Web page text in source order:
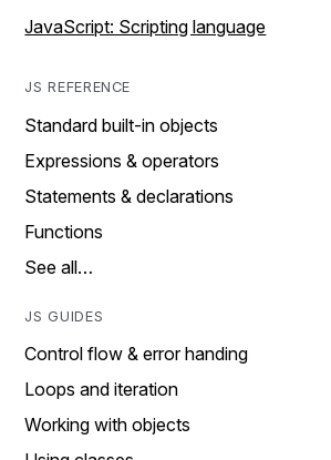
JavaScript: Scripting language
JS REFERENCE
Standard built-in objects
Expressions & operators
Statements & declarations
Functions
See all…
JS GUIDES
Control flow & error handing
Loops and iteration
Working with objects